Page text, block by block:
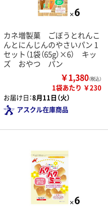
カネ増製菓 ごぼうとれんこ
んとにんじんのやさいパン 1
セット（1袋（65g）×6） キッ
ズ おやつ パン
￥1,380（税込）
1袋あたり ￥230
お届け日：8月11日（火）
アスクル在庫商品